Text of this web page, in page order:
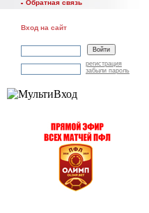
Обратная связь
Вход на сайт
регистрация
забыли пароль